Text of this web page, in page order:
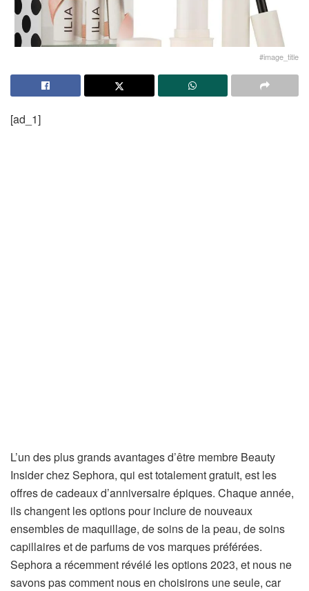
#image_title
[ad_1]
L’un des plus grands avantages d’être membre Beauty
Insider chez Sephora, qui est totalement gratuit, est les
offres de cadeaux d’anniversaire épiques. Chaque année,
ils changent les options pour inclure de nouveaux
ensembles de maquillage, de soins de la peau, de soins
capillaires et de parfums de vos marques préférées.
Sephora a récemment révélé les options 2023, et nous ne
savons pas comment nous en choisirons une seule, car